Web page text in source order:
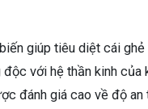
giúp tiêu diệt cái ghẻ
độc với hệ thần kinh của
đánh giá cao về độ